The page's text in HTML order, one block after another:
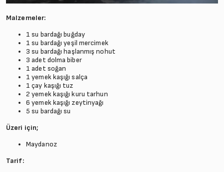
Malzemeler:
1 su bardağı buğday
1 su bardağı yeşil mercimek
3 su bardağı haşlanmış nohut
3 adet dolma biber
1 adet soğan
1 yemek kaşığı salça
1 çay kaşığı tuz
2 yemek kaşığı kuru tarhun
6 yemek kaşığı zeytinyağı
5 su bardağı su
Üzeri için;
Maydanoz
Tarif: